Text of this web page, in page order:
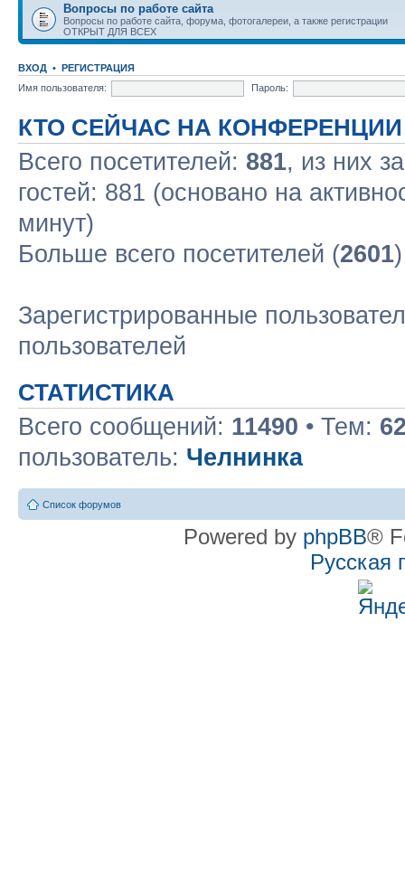
Вопросы по работе сайта
Вопросы по работе сайта, форума, фотогалереи, а также регистрации
ОТКРЫТ ДЛЯ ВСЕХ
ВХОД • РЕГИСТРАЦИЯ
Имя пользователя:
Пароль:
КТО СЕЙЧАС НА КОНФЕРЕНЦИИ
Всего посетителей: 881, из них
гостей: 881 (основано на
минут)
Больше всего посетителей (2601
Зарегистрированные
пользователей
СТАТИСТИКА
Всего сообщений: 11490 • Тем:
пользователь: Челнинка
Список форумов
Powered by phpBB®
Русская